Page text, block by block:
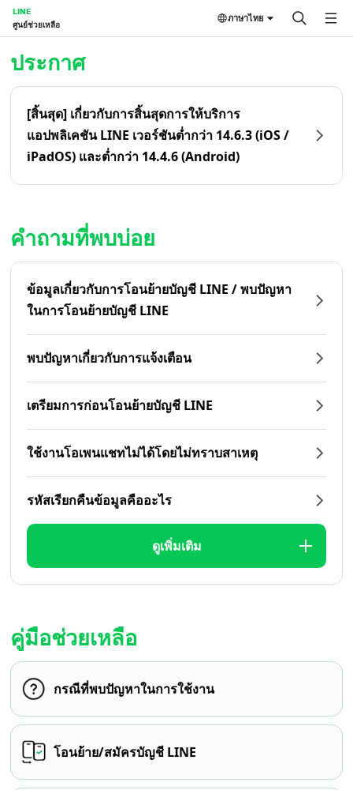
LINE
ศูนย์ช่วยเหลือ
ภาษาไทย
ประกาศ
[สิ้นสุด] เกี่ยวกับการสิ้นสุดการให้บริการ
แอปพลิเคชัน LINE เวอร์ชันต่ำกว่า 14.6.3 (iOS /
iPadOS) และต่ำกว่า 14.4.6 (Android)
คำถามที่พบบ่อย
ข้อมูลเกี่ยวกับการโอนย้ายบัญชี LINE / พบปัญหา
ในการโอนย้ายบัญชี LINE
พบปัญหาเกี่ยวกับการแจ้งเตือน
เตรียมการก่อนโอนย้ายบัญชี LINE
ใช้งานโอเพนแชทไม่ได้โดยไม่ทราบสาเหตุ
รหัสเรียกคืนข้อมูลคืออะไร
ดูเพิ่มเติม
คู่มือช่วยเหลือ
กรณีที่พบปัญหาในการใช้งาน
โอนย้าย/สมัครบัญชี LINE